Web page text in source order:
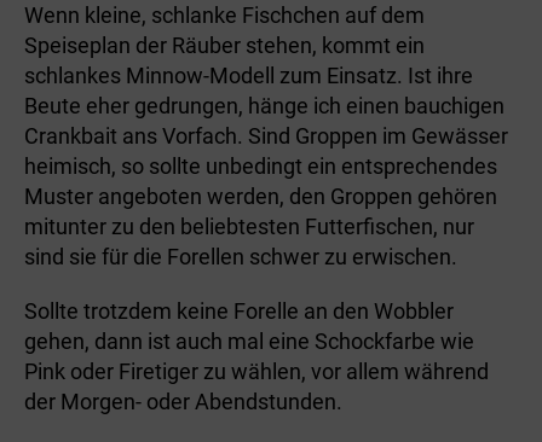
Wenn kleine, schlanke Fischchen auf dem
Speiseplan der Räuber stehen, kommt ein
schlankes Minnow-Modell zum Einsatz. Ist ihre
Beute eher gedrungen, hänge ich einen bauchigen
Crankbait ans Vorfach. Sind Groppen im Gewässer
heimisch, so sollte unbedingt ein entsprechendes
Muster angeboten werden, den Groppen gehören
mitunter zu den beliebtesten Futterfischen, nur
sind sie für die Forellen schwer zu erwischen.
Sollte trotzdem keine Forelle an den Wobbler
gehen, dann ist auch mal eine Schockfarbe wie
Pink oder Firetiger zu wählen, vor allem während
der Morgen- oder Abendstunden.